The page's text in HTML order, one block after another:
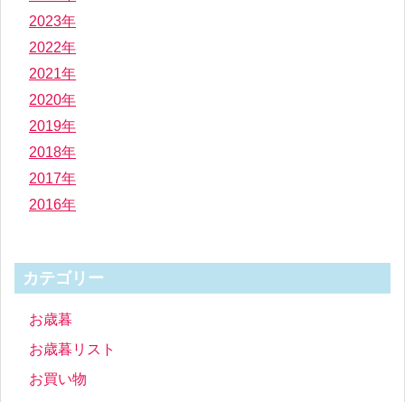
2023年
2022年
2021年
2020年
2019年
2018年
2017年
2016年
カテゴリー
お歳暮
お歳暮リスト
お買い物